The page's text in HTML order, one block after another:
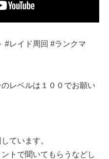
#レイド周回 #ランクマ
レベルは１００でお願い
ています。
トで聞いてもらうなどし